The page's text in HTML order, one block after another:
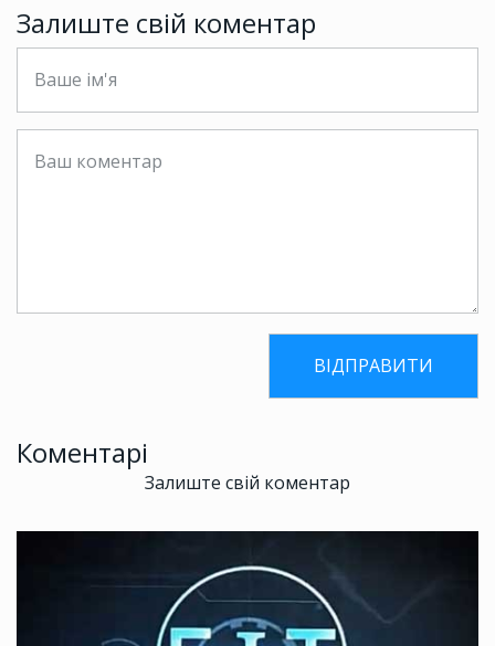
Залиште свій коментар
Коментарі
Залиште свій коментар